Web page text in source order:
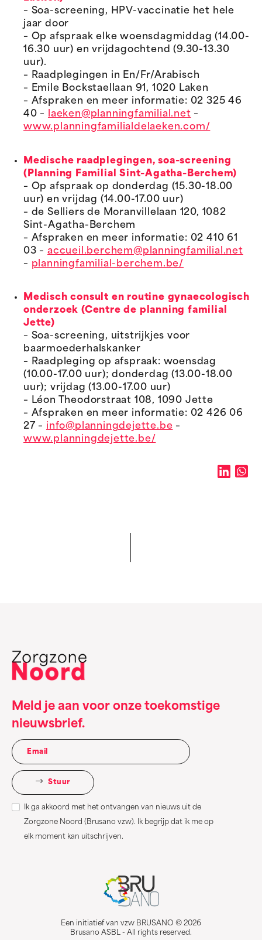
– Soa-screening, HPV-vaccinatie het hele
jaar door
– Op afspraak elke woensdagmiddag (14.00-
16.30 uur) en vrijdagochtend (9.30-13.30
uur).
– Raadplegingen in En/Fr/Arabisch
– Emile Bockstaellaan 91, 1020 Laken
– Afspraken en meer informatie: 02 325 46
40 –
laeken@planningfamilial.net –
www.planningfamilialdelaeken.com/
Medische raadplegingen, soa-screening
(Planning Familial Sint-Agatha-Berchem)
– Op afspraak op donderdag (15.30-18.00
uur) en vrijdag (14.00-17.00 uur)
– de Selliers de Moranvillelaan 120, 1082
Sint-Agatha-Berchem
– Afspraken en meer informatie: 02 410 61
03 – accueil.berchem@planningfamilial.net
– planningfamilial-berchem.be/
Medisch consult en routine gynaecologisch
onderzoek (Centre de planning familial
Jette)
– Soa-screening, uitstrijkjes voor
baarmoederhalskanker
– Raadpleging op afspraak: woensdag
(10.00-17.00 uur); donderdag (13.00-18.00
uur); vrijdag (13.00-17.00 uur)
– Léon Theodorstraat 108, 1090 Jette
– Afspraken en meer informatie: 02 426 06
27 – info@planningdejette.be –
www.planningdejette.be/
Meld je aan voor onze toekomstige
nieuwsbrief.
Stuur
Ik ga akkoord met het ontvangen van nieuws uit de
Zorgzone Noord (Brusano vzw). Ik begrijp dat ik me op
elk moment kan uitschrijven.
Een initiatief van vzw BRUSANO © 2026
Brusano ASBL - All rights reserved.